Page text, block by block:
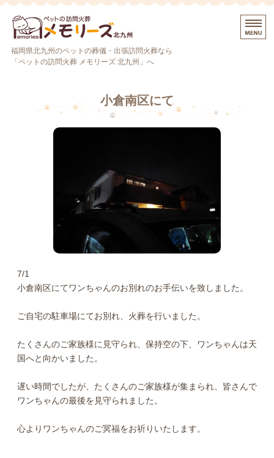
ペットの訪問火葬ならペットの
福岡県北九州のペットの葬儀・出張訪問火葬なら
「ペットの訪問火葬 メモリーズ 北九州」へ
プラン・料金
お問い合わせ・ご予約
小倉南区にて
7/1
小倉南区にてワンちゃんのお別れのお手伝いを致しました。
ご自宅の駐車場にてお別れ、火葬を行いました。
たくさんのご家族様に見守られ、保持空の下、ワンちゃんは天
国へと向かいました。
遅い時間でしたが、たくさんのご家族様が集まられ、皆さんで
ワンちゃんの最後を見守られました。
心よりワンちゃんのご冥福をお祈りいたします。